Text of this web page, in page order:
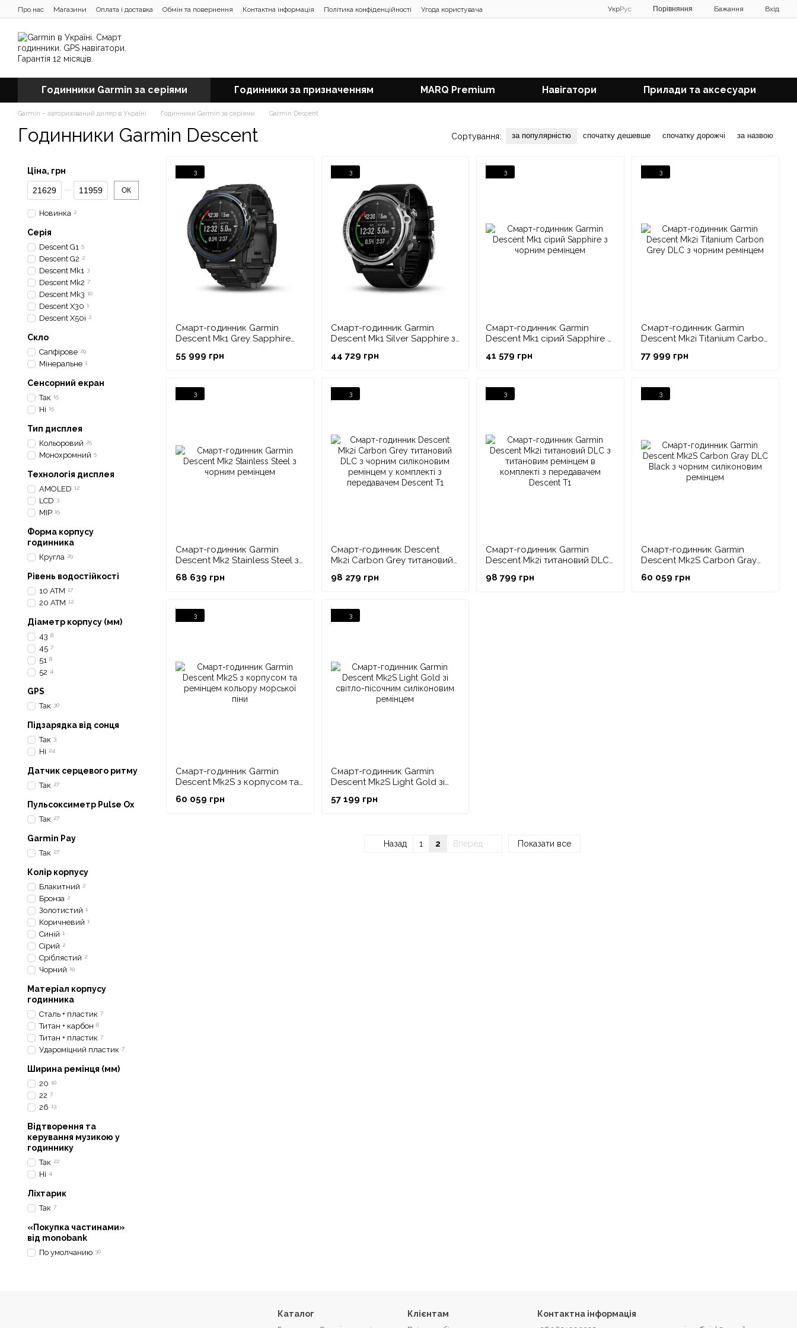
Перейти до основного контенту
Про нас Магазини Оплата і доставка Обмін та повернення Контактна інформація Політика конфіденційності
Угода користувача
Відгуки про магазин
Блог
УкрРус Порівняння Бажання Вхід
Годинники Garmin за серіями Годинники за призначенням MARQ Premium Навігатори Прилади та аксесуари
Garmin – авторизований дилер в Україні Годинники Garmin за серіями Garmin Descent
Годинники Garmin Descent Сортування: за популярністю спочатку дешевше спочатку дорожчі за назвою
3
Смарт-годинник Garmin
Descent Mk1 Grey Sapphire
ремінцем
55 999 грн
3
Смарт-годинник Garmin
Descent Mk1 Silver Sapphire з
44 729 грн
3
Смарт-годинник Garmin
Descent Mk1 сірий Sapphire з
41 579 грн
3
Смарт-годинник Garmin
Descent Mk2i Titanium Carbon
77 999 грн
3
Смарт-годинник Garmin
Descent Mk2 Stainless Steel з
68 639 грн
3
Смарт-годинник Descent
Mk2i Carbon Grey титановий
ремінцем у комплекті з
98 279 грн
3
Смарт-годинник Garmin
Descent Mk2i титановий DLC
комплекті з передавачем
98 799 грн
3
Смарт-годинник Garmin
Descent Mk2S Carbon Gray
силіконовим ремінцем
60 059 грн
3
Смарт-годинник Garmin
Descent Mk2S з корпусом та
піни
60 059 грн
3
Смарт-годинник Garmin
Descent Mk2S Light Gold зі
ремінцем
57 199 грн
Назад 1 2 Вперед Показати все
Ціна, грн
Від Ціна, грн
До Ціна, грн ОК
Новинка 2
Серія
Descent G1 5
Descent G2 2
Descent Mk1 3
Descent Mk2 7
Descent Mk3 10
Descent X30 1
Descent X50i 2
Скло
Сапфірове 29
Мінеральне 1
Сенсорний екран
Так 15
Ні 15
Тип дисплея
Кольоровий 25
Монохромний 5
Технологія дисплея
AMOLED 12
LCD 3
MIP 15
Форма корпусу
годинника
Кругла 29
Рівень водостійкості
10 АТМ 17
20 АТМ 12
Діаметр корпусу (мм)
43 8
45 7
51 8
52 4
GPS
Так 30
Підзарядка від сонця
Так 3
Ні 24
Датчик серцевого ритму
Так 27
Пульсоксиметр Pulse Ox
Так 27
Garmin Pay
Так 27
Колір корпусу
Блакитний 2
Бронза 2
Золотистий 1
Коричневий 1
Синій 1
Сірий 2
Сріблястий 2
Чорний 19
Матеріал корпусу
годинника
Сталь + пластик 7
Титан + карбон 6
Титан + пластик 7
Удароміцний пластик 7
Ширина ремінця (мм)
20 10
22 7
26 13
Відтворення та
керування музикою у
годиннику
Так 22
Ні 4
Ліхтарик
Так 7
«Покупка частинами»
від monobank
По умолчанию 30
Каталог Клієнтам Контактна інформація